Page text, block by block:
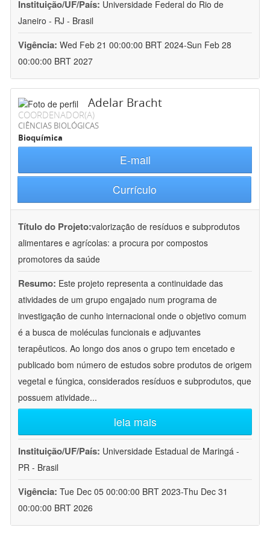
Instituição/UF/País: Universidade Federal do Rio de
Janeiro - RJ - Brasil
Vigência: Wed Feb 21 00:00:00 BRT 2024-Sun Feb 28
00:00:00 BRT 2027
Adelar Bracht
COORDENADOR(A)
CIÊNCIAS BIOLÓGICAS
Bioquímica
E-mail
Currículo
Título do Projeto:valorização de resíduos e subprodutos
alimentares e agrícolas: a procura por compostos
promotores da saúde
Resumo: Este projeto representa a continuidade das
atividades de um grupo engajado num programa de
investigação de cunho internacional onde o objetivo comum
é a busca de moléculas funcionais e adjuvantes
terapêuticos. Ao longo dos anos o grupo tem encetado e
publicado bom número de estudos sobre produtos de origem
vegetal e fúngica, considerados resíduos e subprodutos, que
possuem atividade...
leia mais
Instituição/UF/País: Universidade Estadual de Maringá -
PR - Brasil
Vigência: Tue Dec 05 00:00:00 BRT 2023-Thu Dec 31
00:00:00 BRT 2026